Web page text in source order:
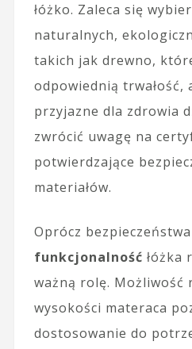
łóżko. Zaleca się
naturalnych,
takich jak drewno,
odpowiednią trwałość,
przyjazne dla zdrowia
zwrócić uwagę na
potwierdzające
materiałów.
Oprócz
funkcjonalność łóżka
ważną rolę. Możliwość
wysokości materaca
dostosowanie do